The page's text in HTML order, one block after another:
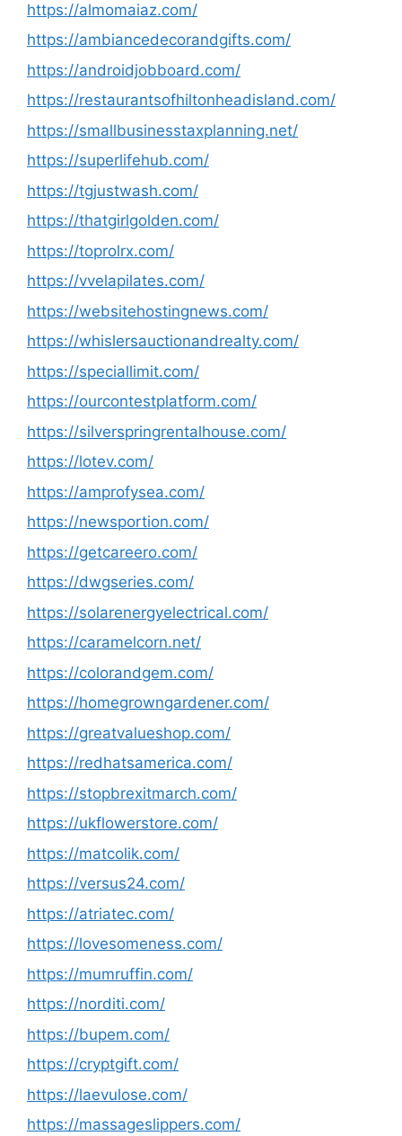
https://almomaiaz.com/
https://ambiancedecorandgifts.com/
https://androidjobboard.com/
https://restaurantsofhiltonheadisland.com/
https://smallbusinesstaxplanning.net/
https://superlifehub.com/
https://tgjustwash.com/
https://thatgirlgolden.com/
https://toprolrx.com/
https://vvelapilates.com/
https://websitehostingnews.com/
https://whislersauctionandrealty.com/
https://speciallimit.com/
https://ourcontestplatform.com/
https://silverspringrentalhouse.com/
https://lotev.com/
https://amprofysea.com/
https://newsportion.com/
https://getcareero.com/
https://dwgseries.com/
https://solarenergyelectrical.com/
https://caramelcorn.net/
https://colorandgem.com/
https://homegrowngardener.com/
https://greatvalueshop.com/
https://redhatsamerica.com/
https://stopbrexitmarch.com/
https://ukflowerstore.com/
https://matcolik.com/
https://versus24.com/
https://atriatec.com/
https://lovesomeness.com/
https://mumruffin.com/
https://norditi.com/
https://bupem.com/
https://cryptgift.com/
https://laevulose.com/
https://massageslippers.com/